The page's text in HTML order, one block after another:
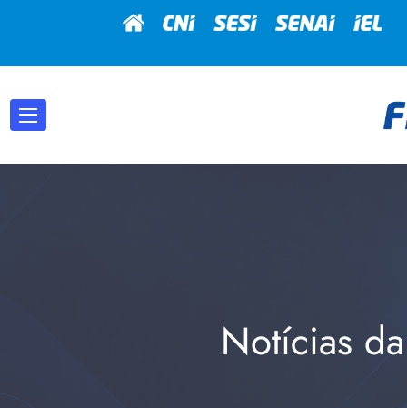
Notícias